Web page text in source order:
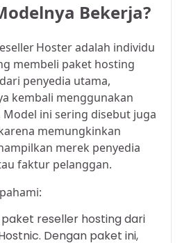
Bekerja?
Hoster adalah individu
membeli paket hosting
penyedia utama,
kembali menggunakan
ini sering disebut juga
memungkinkan
merek penyedia
faktur pelanggan.
reseller hosting dari
Dengan paket ini,